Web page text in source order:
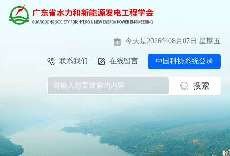
今天是2026年08月07日 星期五
联系我们 在线留言 中国科协系统登录
搜索